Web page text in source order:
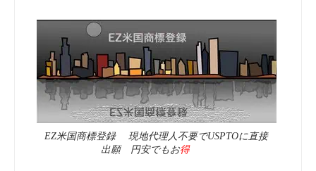
EZ米国商標登録 現地代理人不要でUSPTOに直接
出願 円安でもお得